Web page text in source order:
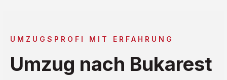
UMZUGSPROFI MIT ERFAHRUNG
Umzug nach Bukarest